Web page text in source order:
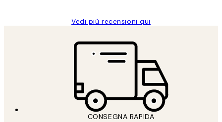
Vedi più recensioni qui
CONSEGNA RAPIDA